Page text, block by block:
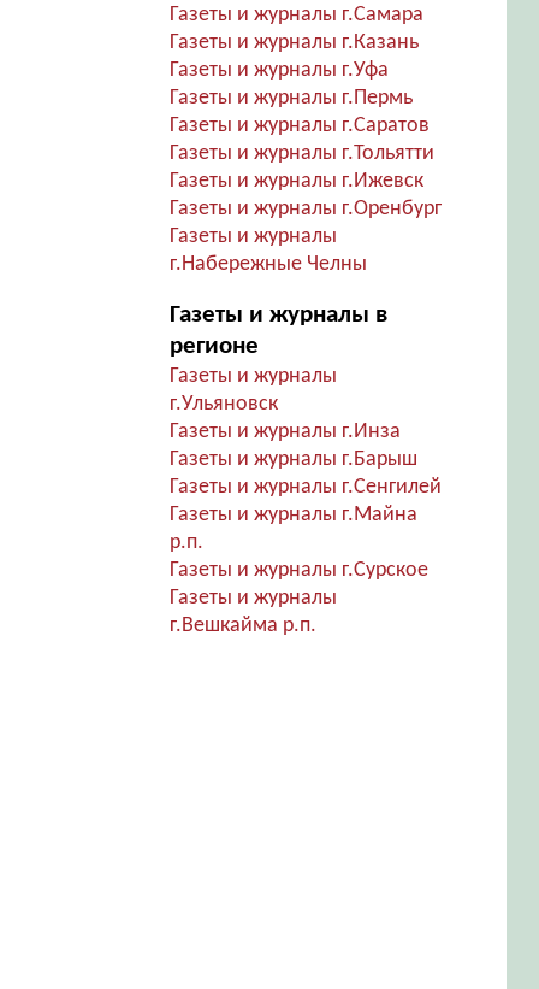
Газеты и журналы г.Самара
Газеты и журналы г.Казань
Газеты и журналы г.Уфа
Газеты и журналы г.Пермь
Газеты и журналы г.Саратов
Газеты и журналы г.Тольятти
Газеты и журналы г.Ижевск
Газеты и журналы г.Оренбург
Газеты и журналы
г.Набережные Челны
Газеты и журналы в
регионе
Газеты и журналы
г.Ульяновск
Газеты и журналы г.Инза
Газеты и журналы г.Барыш
Газеты и журналы г.Сенгилей
Газеты и журналы г.Майна
р.п.
Газеты и журналы г.Сурское
Газеты и журналы
г.Вешкайма р.п.